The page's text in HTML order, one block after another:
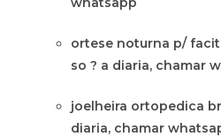
ortese noturna p/
so ? a diaria, chamar
joelheira ortopedica
diaria, chamar